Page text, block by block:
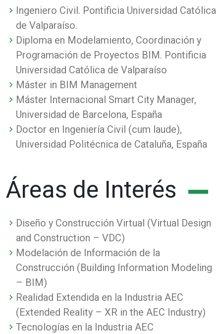
Ingeniero Civil. Pontificia Universidad Católica
de Valparaíso.
Diploma en Modelamiento, Coordinación y
Programación de Proyectos BIM. Pontificia
Universidad Católica de Valparaíso
Máster in BIM Management
Máster Internacional Smart City Manager,
Universidad de Barcelona, España
Doctor en Ingeniería Civil (cum laude),
Universidad Politécnica de Cataluña, España
Áreas de Interés
Diseño y Construcción Virtual (Virtual Design
and Construction – VDC)
Modelación de Información de la
Construcción (Building Information Modeling
– BIM)
Realidad Extendida en la Industria AEC
(Extended Reality – XR in the AEC Industry)
Tecnologías en la Industria AEC